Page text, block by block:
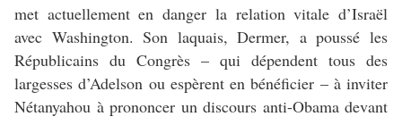
met actuellement en danger la relation vitale d’Israël
avec Washington. Son laquais, Dermer, a poussé les
Républicains du Congrès – qui dépendent tous des
largesses d’Adelson ou espèrent en bénéficier – à inviter
Nétanyahou à prononcer un discours anti-Obama devant